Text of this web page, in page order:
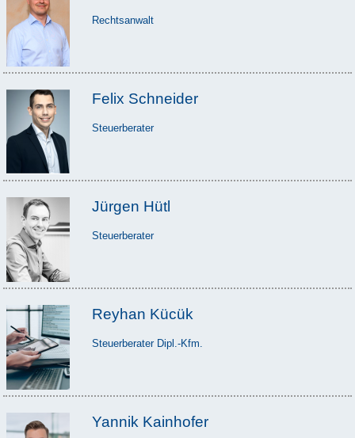
Rechtsanwalt
Felix Schneider
Steuerberater
Jürgen Hütl
Steuerberater
Reyhan Kücük
Steuerberater Dipl.-Kfm.
Yannik Kainhofer